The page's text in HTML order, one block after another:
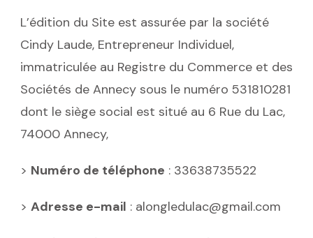
L’édition du Site est assurée par la société
Cindy Laude, Entrepreneur Individuel,
immatriculée au Registre du Commerce et des
Sociétés de Annecy sous le numéro 531810281
dont le siège social est situé au 6 Rue du Lac,
74000 Annecy,
> Numéro de téléphone : 33638735522
> Adresse e-mail : alongledulac@gmail.com